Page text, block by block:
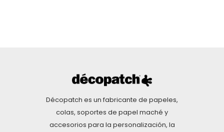
Décopatch es un fabricante de papeles,
colas, soportes de papel maché y
accesorios para la personalización, la